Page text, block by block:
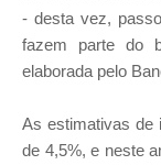
- desta vez,
fazem parte do
elaborada pelo
As estimativas de
de 4,5%, e neste